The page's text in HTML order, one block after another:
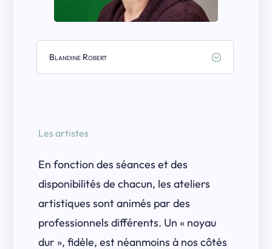
Blandine Robert
Les artistes
En fonction des séances et des
disponibilités de chacun, les ateliers
artistiques sont animés par des
professionnels différents. Un « noyau
dur », fidèle, est néanmoins à nos côtés